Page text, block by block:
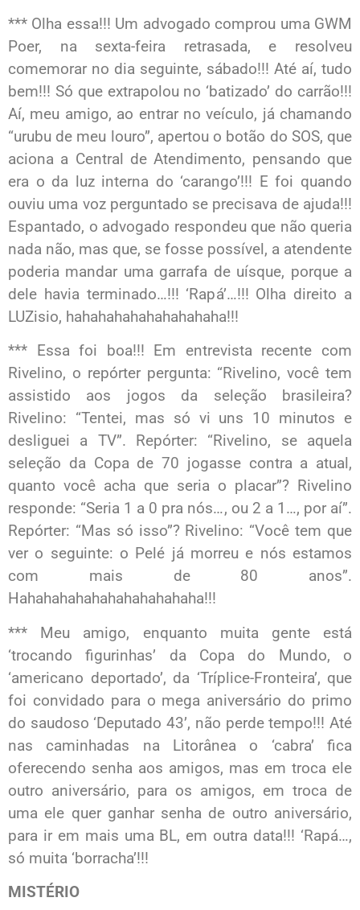
*** Olha essa!!! Um advogado comprou uma GWM
Poer, na sexta-feira retrasada, e resolveu
comemorar no dia seguinte, sábado!!! Até aí, tudo
bem!!! Só que extrapolou no ‘batizado’ do carrão!!!
Aí, meu amigo, ao entrar no veículo, já chamando
“urubu de meu louro”, apertou o botão do SOS, que
aciona a Central de Atendimento, pensando que
era o da luz interna do ‘carango’!!! E foi quando
ouviu uma voz perguntado se precisava de ajuda!!!
Espantado, o advogado respondeu que não queria
nada não, mas que, se fosse possível, a atendente
poderia mandar uma garrafa de uísque, porque a
dele havia terminado…!!! ‘Rapá’…!!! Olha direito a
LUZisio, hahahahahahahahahaha!!!
*** Essa foi boa!!! Em entrevista recente com
Rivelino, o repórter pergunta: “Rivelino, você tem
assistido aos jogos da seleção brasileira?
Rivelino: “Tentei, mas só vi uns 10 minutos e
desliguei a TV”. Repórter: “Rivelino, se aquela
seleção da Copa de 70 jogasse contra a atual,
quanto você acha que seria o placar”? Rivelino
responde: “Seria 1 a 0 pra nós…, ou 2 a 1…, por aí”.
Repórter: “Mas só isso”? Rivelino: “Você tem que
ver o seguinte: o Pelé já morreu e nós estamos
com mais de 80 anos”.
Hahahahahahahahahahahaha!!!
*** Meu amigo, enquanto muita gente está
‘trocando figurinhas’ da Copa do Mundo, o
‘americano deportado’, da ‘Tríplice-Fronteira’, que
foi convidado para o mega aniversário do primo
do saudoso ‘Deputado 43’, não perde tempo!!! Até
nas caminhadas na Litorânea o ‘cabra’ fica
oferecendo senha aos amigos, mas em troca ele
outro aniversário, para os amigos, em troca de
uma ele quer ganhar senha de outro aniversário,
para ir em mais uma BL, em outra data!!! ‘Rapá…,
só muita ‘borracha’!!!
MISTÉRIO